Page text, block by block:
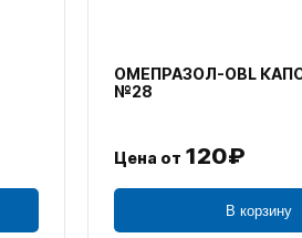
ОМЕПРАЗОЛ-OBL
№28
Цена от 120₽
В корзину